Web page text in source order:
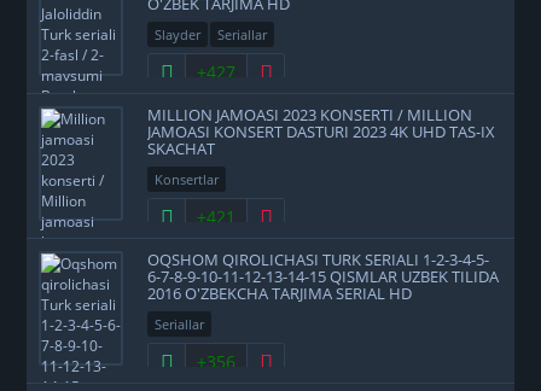
Slayder Seriallar
+427
MILLION JAMOASI 2023 KONSERTI / MILLION
JAMOASI KONSERT DASTURI 2023 4K UHD TAS-IX
SKACHAT
Konsertlar
+421
OQSHOM QIROLICHASI TURK SERIALI 1-2-3-4-5-
6-7-8-9-10-11-12-13-14-15 QISMLAR UZBEK TILIDA
2016 O'ZBEKCHA TARJIMA SERIAL HD
Seriallar
+356